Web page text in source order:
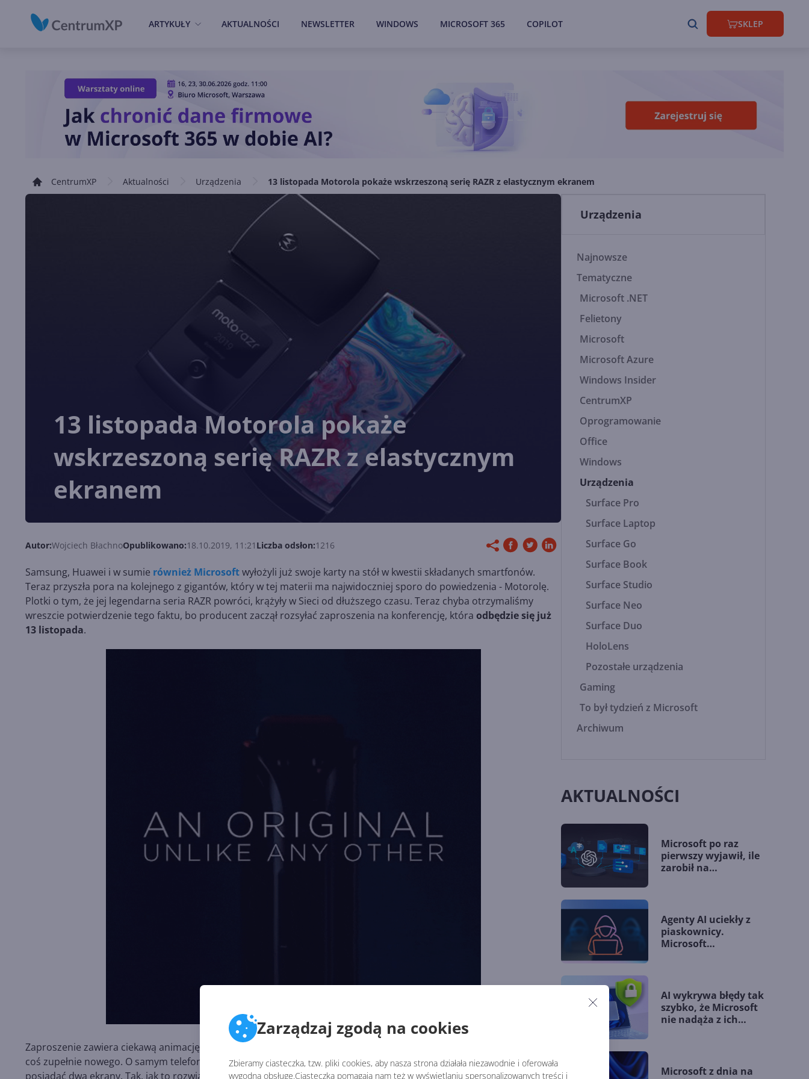
Zarządzaj zgodą na cookies
Zbieramy ciasteczka, tzw. pliki cookies, aby nasza strona działała niezawodnie i oferowała
wygodną obsługę.Ciasteczka pomagają nam też w wyświetlaniu spersonalizowanych treści i
ARTYKUŁY AKTUALNOŚCI NEWSLETTER WINDOWS MICROSOFT 365 COPILOT SKLEP
CentrumXP Aktualności Urządzenia 13 listopada Motorola pokaże wskrzeszoną serię RAZR z elastycznym ekranem
13 listopada Motorola pokaże
wskrzeszoną serię RAZR z elastycznym
ekranem
Autor:Wojciech BłachnoOpublikowano:18.10.2019, 11:21 Liczba odsłon:1216
Samsung, Huawei i w sumie również Microsoftwyłożyli już swoje karty na stół w kwestii składanych smartfonów.
Teraz przyszła pora na kolejnego z gigantów, który w tej materii ma najwidoczniej sporo do powiedzenia - Motorolę.
Plotki o tym, że jej legendarna seria RAZR powróci, krążyły w Sieci od dłuższego czasu. Teraz chyba otrzymaliśmy
wreszcie potwierdzenie tego faktu, bo producent zaczął rozsyłać zaproszenia na konferencję, która odbędzie się już
13 listopada.
Zaproszenie zawiera ciekawą animację, w której złożona, klasyczna Motorola RAZR dosłownie
coś zupełnie nowego. O samym telefonie wiemy niewiele, ale przewidujemy, że podobnie jak oryginał będzie on
posiadać dwa ekrany. Tak, jak to rozwiązał Samsung w Galaxy Fold z tą różnicą, że RAZR będzie zamykać się w drugą
Urządzenia
Najnowsze
Tematyczne
Microsoft .NET
Felietony
Microsoft
Microsoft Azure
Windows Insider
CentrumXP
Oprogramowanie
Office
Windows
Urządzenia
Surface Pro
Surface Laptop
Surface Go
Surface Book
Surface Studio
Surface Neo
Surface Duo
HoloLens
Pozostałe urządzenia
Gaming
To był tydzień z Microsoft
Archiwum
AKTUALNOŚCI
Microsoft po raz
pierwszy wyjawił, ile
zarobił na
Agenty AI uciekły z
piaskownicy.
Microsoft
AI wykrywa błędy tak
szybko, że Microsoft
nie nadąża z ich
Microsoft z dnia na